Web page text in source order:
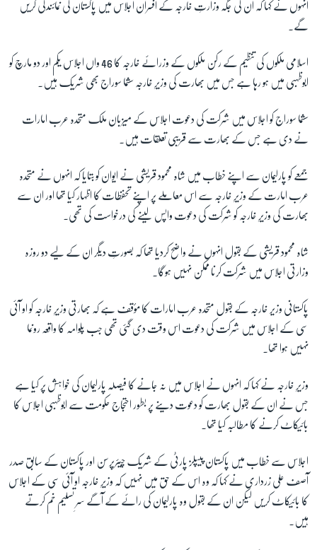
انہوں نے کہا کہ ان کی جگہ وزارتِ خارجہ کے افسران اجلاس میں پاکستان کی نمائندگی کریں
گے۔
اسلامی ملکوں کی تنظیم کے رکن ملکوں کے وزرائے خارجہ کا 46 واں اجلاس یکم اور دو مارچ کو
ابوظہبی میں ہو رہا ہے جس میں بھارت کی وزیرِ خارجہ سشما سوراج بھی شریک ہیں۔
سشما سوراج کو اجلاس میں شرکت کی دعوت اجلاس کے میزبان ملک متحدہ عرب امارات
نے دی ہے جس کے بھارت سے قریبی تعلقات ہیں۔
جمعے کو پارلیمان سے اپنے خطاب میں شاہ محمود قریشی نے ایوان کو بتایا کہ انہوں نے متحدہ
عرب امارت کے وزیرِ خارجہ سے اس معاملے پر اپنے تحفظات کا اظہار کیا تھا اور ان سے
بھارت کی وزیرِ خارجہ کو شرکت کی دعوت واپس لینے کی درخواست کی تھی۔
شاہ محمود قریشی کے بقول انہوں نے واضح کردیا تھا کہ بصورتِ دیگر ان کے لیے دو روزہ
وزارتی اجلاس میں شرکت کرنا ممکن نہیں ہوگا۔
پاکستانی وزیر خارجہ کے بقول متحدہ عرب امارات کا مؤقف ہے کہ بھارتی وزیرِ خارجہ کو او آئی
سی کے اجلاس میں شرکت کی دعوت اس وقت دی گئی تھی جب پلوامہ کا واقعہ رونما
نہیں ہوا تھا۔
وزیرِ خارجہ نے کہا کہ انہوں نے اجلاس میں نہ جانے کا فیصلہ پارلیمان کی خواہش پر کیا ہے
جس نے ان کے بقول بھارت کو دعوت دینے پر بطور احتجاج حکومت سے ابوظہبی اجلاس کا
بائیکاٹ کرنے کا مطالبہ کیا تھا۔
اجلاس سے خطاب میں پاکستان پیپلز پارٹی کے شریک چیئرپرسن اور پاکستان کے سابق صدر
آصف علی زرداری نے کہا کہ وہ اس کے حق میں نہیں کہ وزیرِ خارجہ او آئی سی کے اجلاس
کا بائیکاٹ کریں لیکن ان کے بقول وہ پارلیمان کی رائے کے آگے سرِ تسلیم خم کرتے
ہیں۔